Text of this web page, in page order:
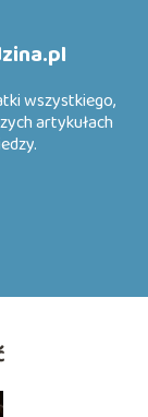
wszystkiego,
artykułach